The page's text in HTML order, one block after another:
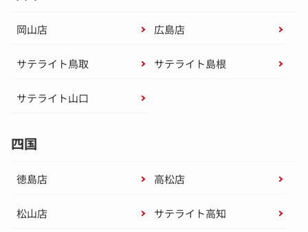
岡山店 広島店
サテライト鳥取 サテライト島根
サテライト山口
四国
徳島店 高松店
松山店 サテライト高知